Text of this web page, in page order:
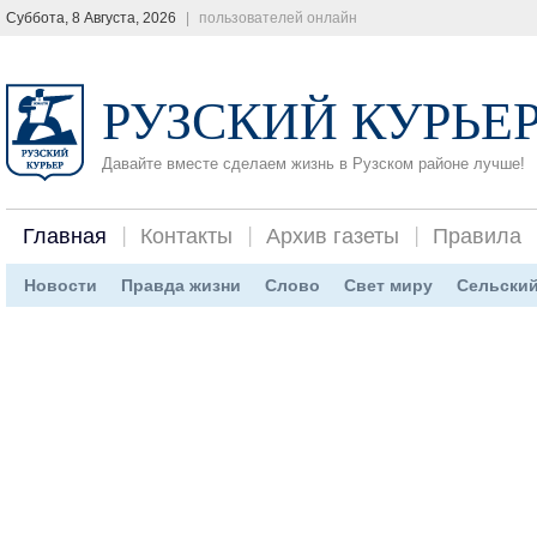
Суббота, 8 Августа, 2026 пользователей онлайн
РУЗСКИЙ
Давайте вместе сделаем жизнь в Рузском районе лучше!
Главная Контакты Архив газеты Правила
Новости Правда жизни Слово Свет миру